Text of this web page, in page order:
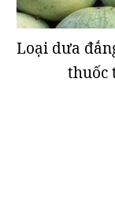
Loại dưa
thuốc